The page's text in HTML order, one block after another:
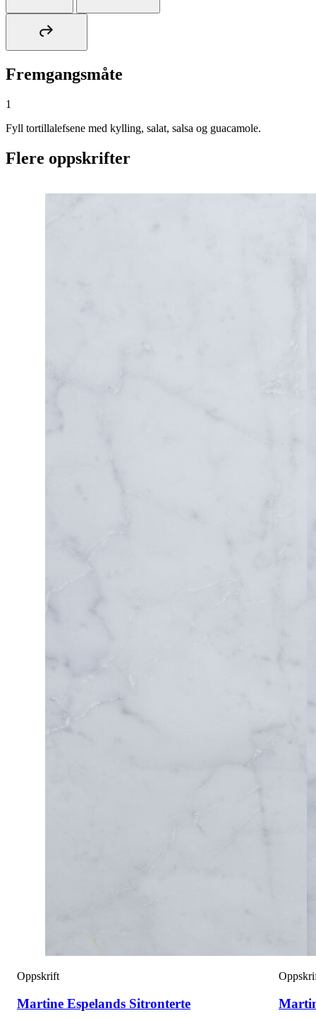
Fremgangsmåte
1
Fyll tortillalefsene med kylling, salat, salsa og guacamole.
Flere oppskrifter
Oppskrift
Martine Espelands Sitronterte